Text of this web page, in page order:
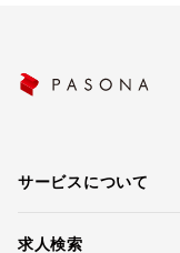
サービスについて
求人検索